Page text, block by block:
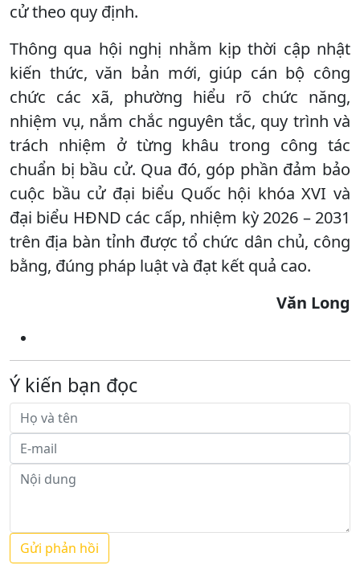
cử theo quy định.
Thông qua hội nghị nhằm kịp thời cập nhật
kiến thức, văn bản mới, giúp cán bộ công
chức các xã, phường hiểu rõ chức năng,
nhiệm vụ, nắm chắc nguyên tắc, quy trình và
trách nhiệm ở từng khâu trong công tác
chuẩn bị bầu cử. Qua đó, góp phần đảm bảo
cuộc bầu cử đại biểu Quốc hội khóa XVI và
đại biểu HĐND các cấp, nhiệm kỳ 2026 – 2031
trên địa bàn tỉnh được tổ chức dân chủ, công
bằng, đúng pháp luật và đạt kết quả cao.
Văn Long
Ý kiến bạn đọc